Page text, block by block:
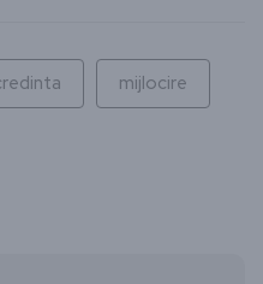
mijlocire